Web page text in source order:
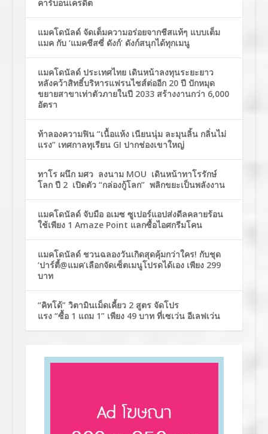
คาร์บอนเครดิต
แมคโดนัลด์ จัดเต็มความอร่อยจากชีสแท้ๆ แบบเต็ม
แมค กับ ‘แมคชีสซี่ ดังก์’ ดังก์สนุกได้ทุกเมนู
แมคโดนัลด์ ประเทศไทย เดินหน้าลงทุนระยะยาว
หลังคว้าสิทธิ์บริหารแฟรนไชส์ต่ออีก 20 ปี ปักหมุด
ขยายสาขาเท่าตัวภายในปี 2033 สร้างงานกว่า 6,000
อัตรา
ท้าลองความฟิน “เนื้อแห้ง เนียนนุ่ม ละมุนลิ้น กลิ่นไม่
แรง” เทศกาลทุเรียน GI ปากช่องเขาใหญ่
ทาโร ผนึก มศว ลงนาม MOU เดินหน้าทาโรรักษ์
โลก ปี 2 เปิดตัว “กล่องกู้โลก” พลิกขยะเป็นพลังงาน
แมคโดนัลด์ จับมือ อเมซ ซูเปอร์แอปส่งดีลคลายร้อน
ใช้เพียง 1 Amaze Point แลกซื้อไอศกรีมโคน
แมคโดนัลด์ ชวนฉลองวันเกิดสุดคุ้มกว่าใคร! กับชุด
‘ปาร์ตี้@แมค’เลือกจัดเซ็ตเมนูโปรดได้เอง เพียง 299
บาท
“คิทโด้” วิตามินเม็ดเคี้ยว 2 สูตร จัดโปร
แรง “ซื้อ 1 แถม 1” เพียง 49 บาท ที่เซเว่น อีเลฟเว่น